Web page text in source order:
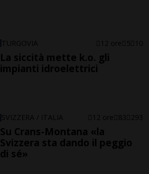
TURGOVIA 12 ore 5 10
La siccità mette k.o. gli
impianti idroelettrici
SVIZZERA / ITALIA 12 ore 83 293
Su Crans-Montana «la
Svizzera sta dando il peggio
di sé»